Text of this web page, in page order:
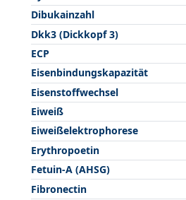
Dibukainzahl
Dkk3 (Dickkopf 3)
ECP
Eisenbindungskapazität
Eisenstoffwechsel
Eiweiß
Eiweißelektrophorese
Erythropoetin
Fetuin-A (AHSG)
Fibronectin